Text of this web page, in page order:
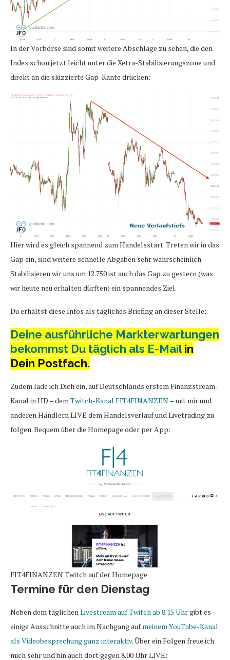
In der Vorbörse sind somit weitere Abschläge zu sehen, die den
Index schon jetzt leicht unter die Xetra-Stabilisierungszone und
direkt an die skizzierte Gap-Kante drücken:
Hier wird es gleich spannend zum Handelsstart. Treten wir in das
Gap ein, sind weitere schnelle Abgaben sehr wahrscheinlich.
Stabilisieren wir uns um 12.750 ist auch das Gap zu gestern (was
wir heute neu erhalten dürften) ein spannendes Ziel.
Du erhältst diese Infos als tägliches Briefing an dieser Stelle:
Deine ausführliche Markterwartungen
bekommst Du täglich als E-Mailin
Dein Postfach.
Zudem lade ich Dich ein, auf Deutschlands erstem Finanzstream-
Kanal in HD – demTwitch-Kanal FIT4FINANZEN– mit mir und
anderen Händlern LIVE dem Handelsverlauf und Livetrading zu
folgen. Bequem über die Homepage oder per App:
FIT4FINANZEN Twitch auf der Homepage
Termine für den Dienstag
Neben dem täglichen Livestream auf Twitch ab 8.15 Uhrgibt es
einige Ausschnitte auch im Nachgang aufmeinem YouTube-Kanal
als Videobesprechung ganz interaktiv. Über ein Folgen freue ich
mich sehr und bin auch dort gegen 8.00 Uhr LIVE: